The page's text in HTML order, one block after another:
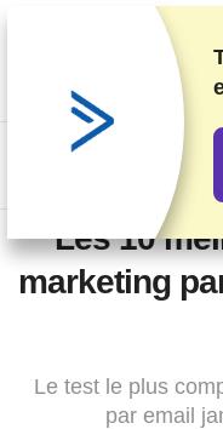
Nous classons nos
rigoureux, mais nous
commentaires et des
fournisseurs. Cette page
Information sur la publicité
Les 10
marketing
Le test le plus
par email